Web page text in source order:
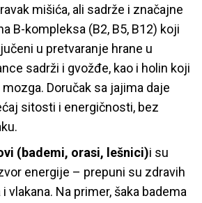
mišića, ali sadrže i značajne
B-kompleksa (B2, B5, B12) koji
u pretvaranje hrane u
sadrži i gvožđe, kao i holin koji
mozga. Doručak sa jajima daje
sitosti i energičnosti, bez
(bademi, orasi, lešnici)i su
energije – prepuni su zdravih
vlakana. Na primer, šaka badema